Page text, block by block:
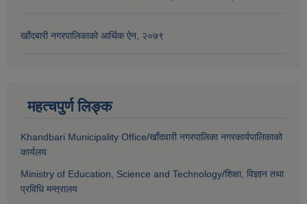
खाँदबारी नगरपालिकाको आर्थिक ऐन, २०७९
महत्चपुर्ण लिङ्क
Khandbari Municipality Office/खाँदवारी नगरपालिका नगरकार्यपालिकाको
कार्यलय
Ministry of Education, Science and Technology/शिक्षा, विज्ञान तथा
प्रविधि मन्त्रालय